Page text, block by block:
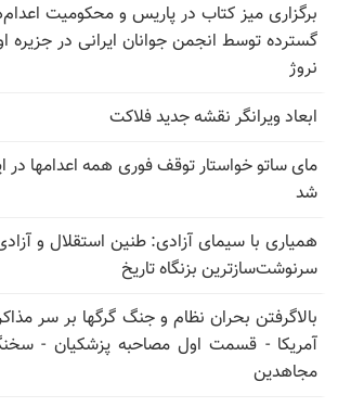
برگزاری میز کتاب در پاریس و محکومیت
گسترده توسط انجمن جوانان ایرانی در جزیره
نروژ
ابعاد ویرانگر نقشه جدید فلاکت
مای ساتو خواستار توقف فوری همه اعدامها در
شد
همیاری با سیمای آزادی: طنین استقلال و
سرنوشت‌سازترین بزنگاه تاریخ
بالا‌گرفتن بحران نظام و جنگ گرگها بر سر
آمریکا - قسمت اول مصاحبه پزشکیان -
مجاهدین